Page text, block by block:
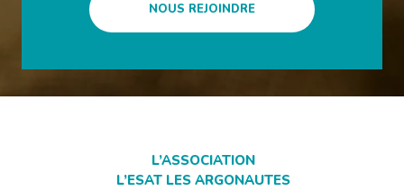
NOUS REJOINDRE
L’ASSOCIATION
L’ESAT LES ARGONAUTES